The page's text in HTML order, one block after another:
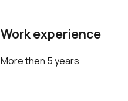
Work experience
More then 5 years